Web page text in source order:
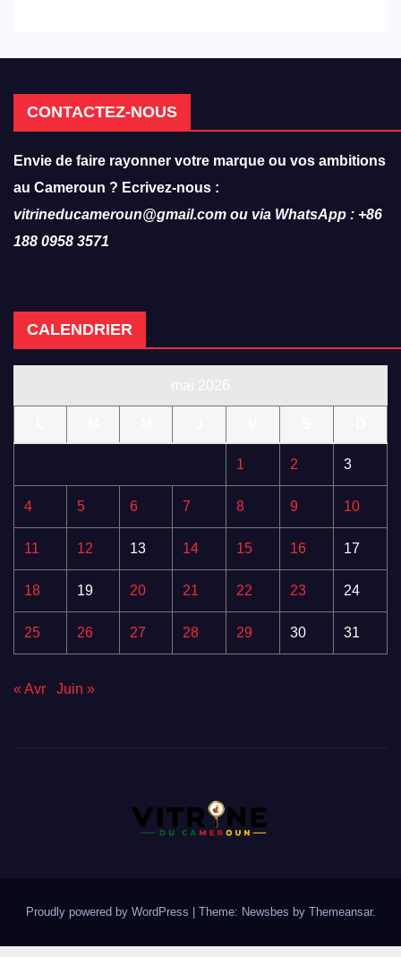
CONTACTEZ-NOUS
Envie de faire rayonner votre marque ou vos ambitions
au Cameroun ? Ecrivez-nous :
vitrineducameroun@gmail.com ou via WhatsApp : +86
188 0958 3571
CALENDRIER
1 2 3
4 5 6 7 8 9 10
11 12 13 14 15 16 17
18 19 20 21 22 23 24
25 26 27 28 29 30 31
« Avr Juin »
Proudly powered by WordPress Theme: Newsbes by Themeansar.